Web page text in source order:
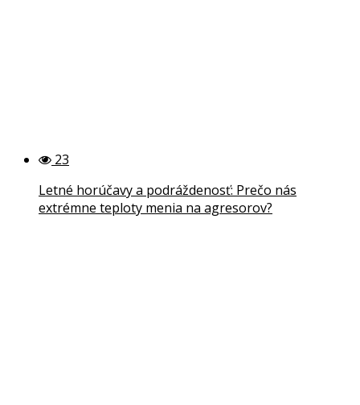
23
Letné horúčavy a podráždenosť: Prečo nás
extrémne teploty menia na agresorov?